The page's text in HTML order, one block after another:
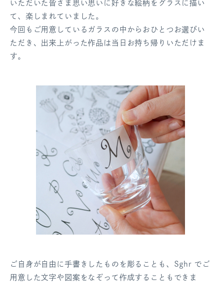
いただいた皆さま思い思いに好きな絵柄をグラスに描い
て、楽しまれていました。
今回もご用意しているガラスの中からおひとつお選びい
ただき、出来上がった作品は当日お持ち帰りいただけま
す。
ご自身が自由に手書きしたものを彫ることも、Sghr でご
用意した文字や図案をなぞって作成することもできま